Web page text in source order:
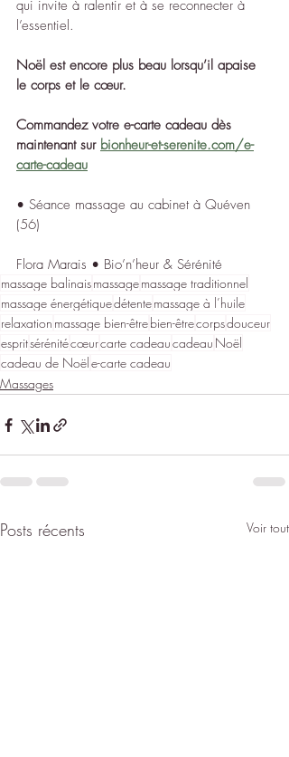
qui invite à ralentir et à se reconnecter à
l’essentiel.
Noël est encore plus beau lorsqu’il apaise
le corps et le cœur.
Commandez votre e-carte cadeau dès
maintenant sur bionheur-et-serenite.com/e-
carte-cadeau
• Séance massage au cabinet à Quéven
(56)
Flora Marais • Bio’n’heur & Sérénité
massage balinaismassagemassage traditionnel
massage énergétiquedétentemassage à l’huile
relaxation massage bien-êtrebien-êtrecorpsdouceur
espritsérénitécœurcarte cadeaucadeau Noël
cadeau de Noël e-carte cadeau
Massages
Posts récents Voir tout